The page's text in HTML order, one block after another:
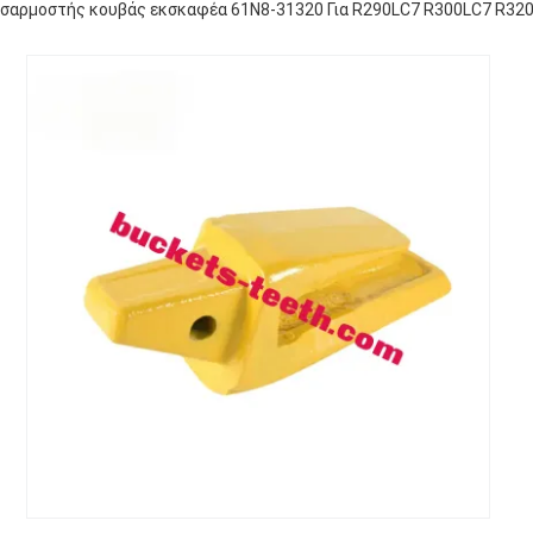
κουβάς εκσκαφέα 61N8-31320 Για R290LC7 R300LC7